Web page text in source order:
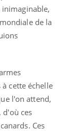
de la
cette échelle
l'on attend,
d'où ces
Ces